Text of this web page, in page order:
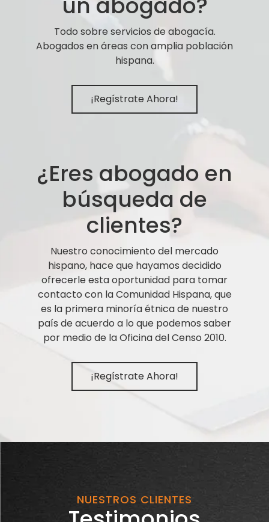
Todo sobre servicios de abogacía.
Abogados en áreas con amplia población
hispana.
¡Regístrate Ahora!
¿Eres abogado en
búsqueda de
clientes?
Nuestro conocimiento del mercado
hispano, hace que hayamos decidido
ofrecerle esta oportunidad para tomar
contacto con la Comunidad Hispana, que
es la primera minoría étnica de nuestro
país de acuerdo a lo que podemos saber
por medio de la Oficina del Censo 2010.
¡Regístrate Ahora!
NUESTROS CLIENTES